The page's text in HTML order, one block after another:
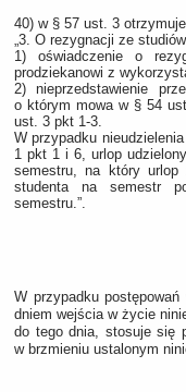
40) w § 57 ust. 3
„3. O rezygnacji ze
1) oświadczenie o
prodziekanowi z
2) nieprzedstawienie
o którym mowa w § 54
ust. 3 pkt 1-3.
W przypadku
1 pkt 1 i 6, urlop
semestru, na który urlop
studenta na semestr
semestru.”.
W przypadku
dniem wejścia w życie
do tego dnia, stosuje się
w brzmieniu ustalonym